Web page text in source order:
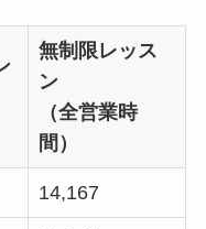
無制限レッス
ン
（全営業時
間）
14,167